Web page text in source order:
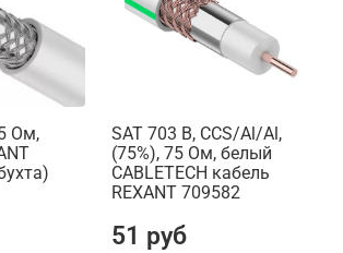
Ом,
SAT 703 B, CCS/Al/Al,
(75%), 75 Ом, белый
CABLETECH кабель
REXANT 709582
51 руб